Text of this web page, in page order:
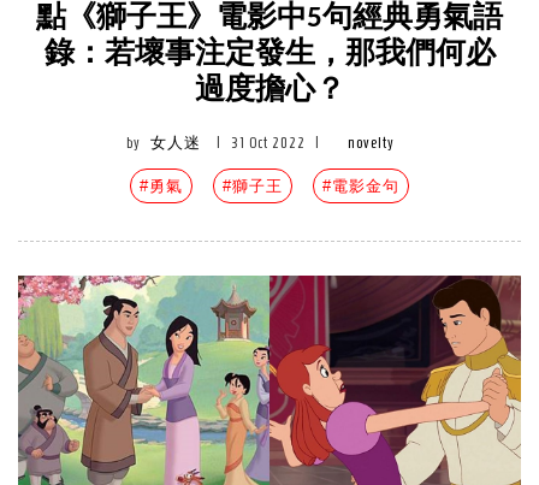
點《獅子王》電影中5句經典勇氣語
錄：若壞事注定發生，那我們何必
過度擔心？
by 女人迷 31 Oct 2022 novelty
#勇氣 #獅子王 #電影金句